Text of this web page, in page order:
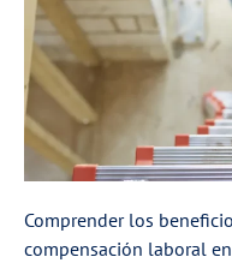
Comprender los
compensación laboral